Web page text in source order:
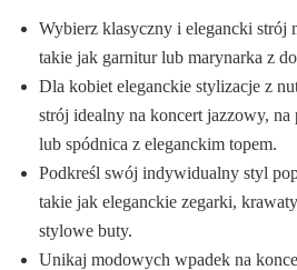
Wybierz klasyczny i elegancki strój
takie jak garnitur lub marynarka z
Dla kobiet eleganckie stylizacje z
strój idealny na koncert jazzowy, na
lub spódnica z eleganckim topem.
Podkreśl swój indywidualny styl
takie jak eleganckie zegarki,
stylowe buty.
Unikaj modowych wpadek na